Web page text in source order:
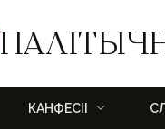
КАНФЕСІІ